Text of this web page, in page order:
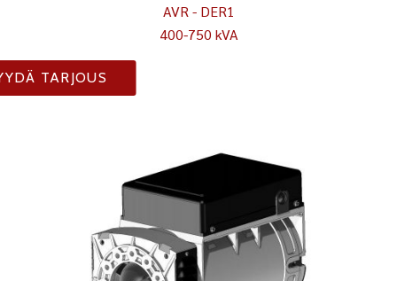
AVR - DER1
400-750 kVA
TARJOUS